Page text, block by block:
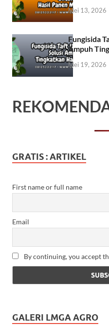
Mei 13, 2026
Fungisida
Ampuh
Mei 19, 2026
GRATIS : ARTIKEL
First name or full name
Email
By continuing, you accept
GALERI LMGA AGRO